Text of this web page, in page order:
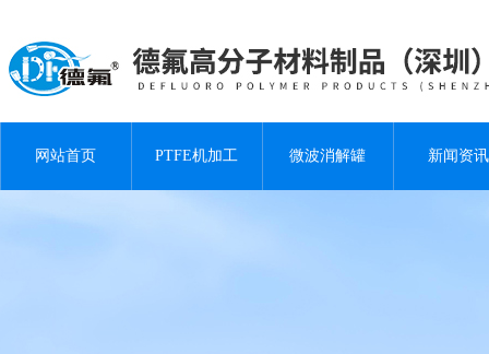
网站首页 PTFE机加工 微波消解罐 新闻资讯